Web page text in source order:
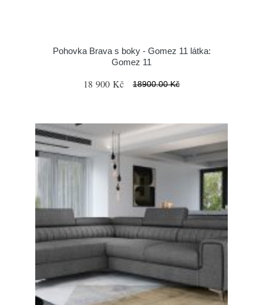
Pohovka Brava s boky - Gomez 11 látka:
Gomez 11
18 900 Kč 18900.00 Kč